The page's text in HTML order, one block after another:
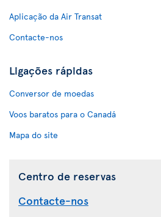
Aplicação da Air Transat
Contacte-nos
Ligações rápidas
Conversor de moedas
Voos baratos para o Canadá
Mapa do site
Centro de reservas
Contacte-nos